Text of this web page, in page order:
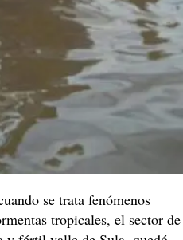
se trata fenómenos
tropicales, el sector de